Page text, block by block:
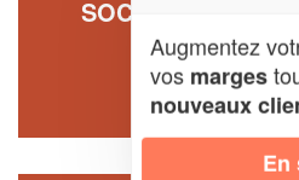
SOCIÉTÉ
SERVICE
63 Rue Du
86240
Augmentez
vos marges
nouveaux
En